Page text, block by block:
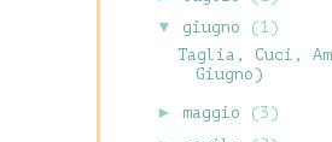
▼ giugno
(1)
Taglia, Cuci,
Giugno)
► maggio
(3)